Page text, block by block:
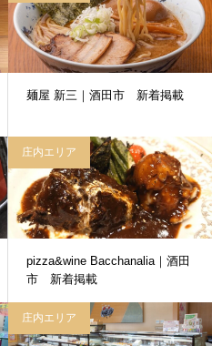
麺屋 新三｜酒田市 新着掲載
庄内エリア
pizza&wine Bacchanalia｜酒田
市 新着掲載
庄内エリア